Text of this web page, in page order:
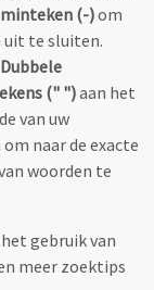
minteken (-)om
te sluiten.
Dubbele
(" ")aan het
van uw
naar de exacte
woorden te
gebruik van
meer zoektips